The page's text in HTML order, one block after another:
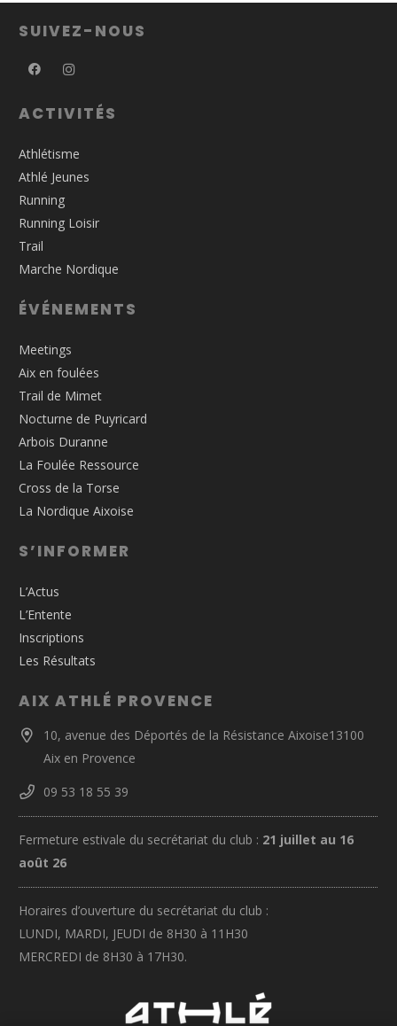
SUIVEZ-NOUS
ACTIVITÉS
Athlétisme
Athlé Jeunes
Running
Running Loisir
Trail
Marche Nordique
ÉVÉNEMENTS
Meetings
Aix en foulées
Trail de Mimet
Nocturne de Puyricard
Arbois Duranne
La Foulée Ressource
Cross de la Torse
La Nordique Aixoise
S’INFORMER
L’Actus
L’Entente
Inscriptions
Les Résultats
AIX ATHLÉ PROVENCE
10, avenue des Déportés de la Résistance Aixoise13100
Aix en Provence
09 53 18 55 39
Fermeture estivale du secrétariat du club : 21 juillet au 16
août 26
Horaires d’ouverture du secrétariat du club :
LUNDI, MARDI, JEUDI de 8H30 à 11H30
MERCREDI de 8H30 à 17H30.